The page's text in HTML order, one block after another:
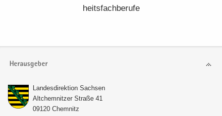
heits­fach­be­ru­fe
Herausgeber
Lan­des­di­rek­ti­on Sach­sen
Alt­chem­nit­zer Stra­ße 41
09120 Chem­nitz